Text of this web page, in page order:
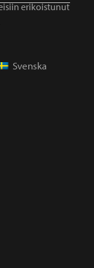
erikoistunut
Svenska